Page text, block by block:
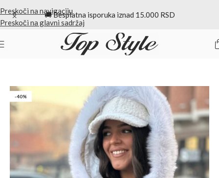
Preskoči na navigaciju
Preskoči na glavni sadržaj
🚚 Besplatna isporuka iznad 15.000 RSD
-40%